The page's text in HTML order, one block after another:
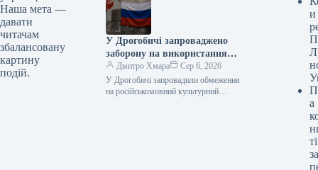
Наша мета —
давати
читачам
збалансовану
картину
подій.
активніше застосовувати інструменти
«м’якої…
У Дрогобичі запроваджено
заборону на використання
російськомовного культурного
продукту
Дмитро Хмара
Сер 6, 2026
У Дрогобичі запровадили обмеження
на російськомовний культурний
и
а